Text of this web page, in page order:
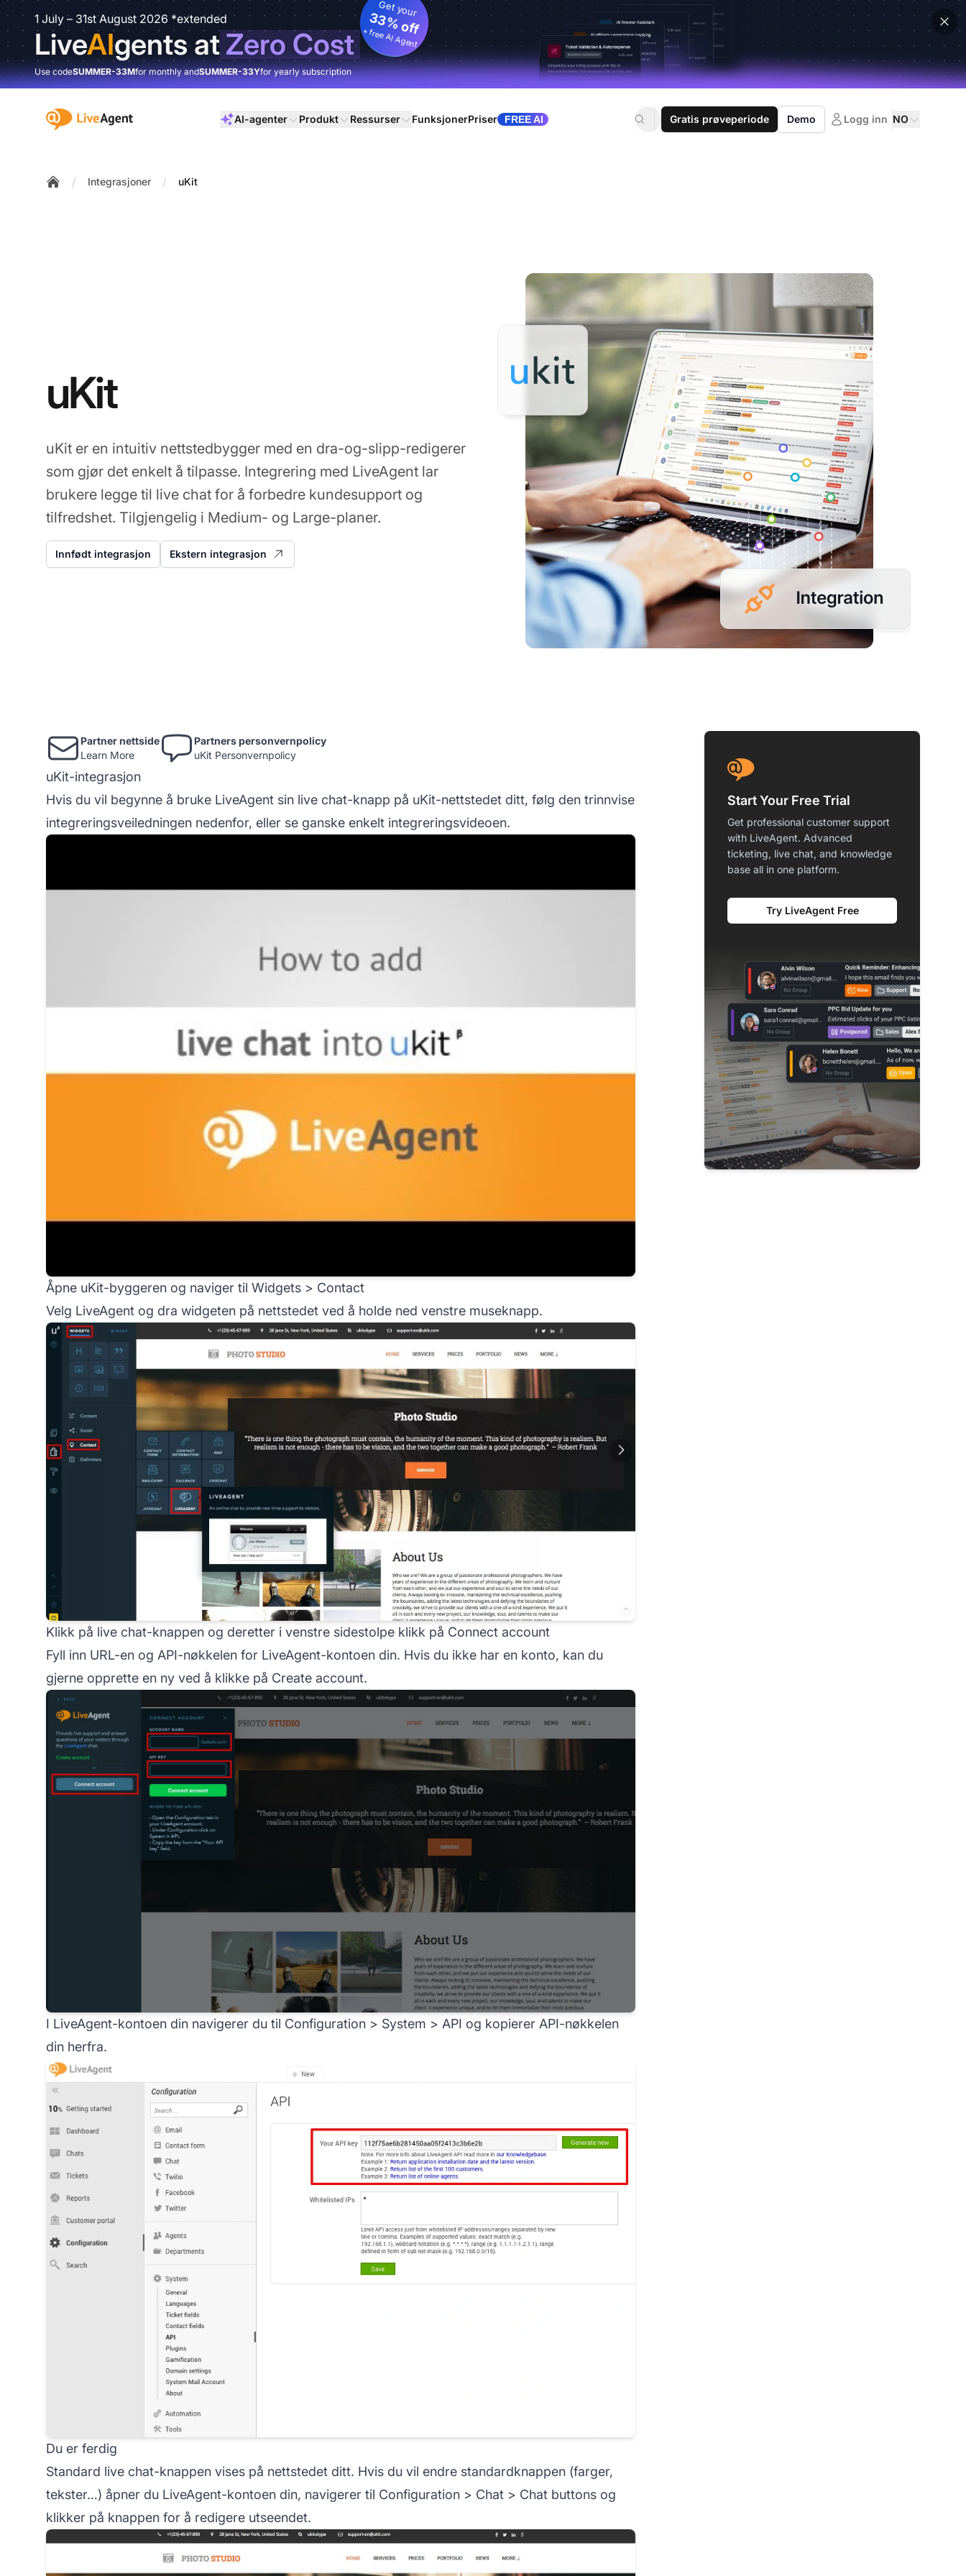
1 July – 31st August 2026 *extended
LiveAIgents atZero Cost
Get your
33% off
+ free AI Agent
Use codeSUMMER-33Mfor monthly andSUMMER-33Yfor yearly subscription
:site.title AI-agenter Produkt Ressurser FunksjonerPriser FREE AI Gratis prøveperiode Demo Logg inn NO
/ Integrasjoner / uKit
uKit
uKit er en intuitiv nettstedbygger med en dra-og-slipp-redigerer
som gjør det enkelt å tilpasse. Integrering med LiveAgent lar
brukere legge til live chat for å forbedre kundesupport og
tilfredshet. Tilgjengelig i Medium- og Large-planer.
Innfødt integrasjon Ekstern integrasjon
Partner nettside
Learn More
Partners personvernpolicy
uKit Personvernpolicy
uKit-integrasjon
Hvis du vil begynne å bruke LiveAgent sin live chat-knapp på uKit-nettstedet ditt, følg den trinnvise
integreringsveiledningen nedenfor, eller se ganske enkelt integreringsvideoen.
Åpne uKit-byggeren og naviger til Widgets > Contact
Velg LiveAgent og dra widgeten på nettstedet ved å holde ned venstre museknapp.
Klikk på live chat-knappen og deretter i venstre sidestolpe klikk på Connect account
Fyll inn URL-en og API-nøkkelen for LiveAgent-kontoen din. Hvis du ikke har en konto, kan du
gjerne opprette en ny ved å klikke på Create account.
I LiveAgent-kontoen din navigerer du til Configuration > System > API og kopierer API-nøkkelen
din herfra.
Du er ferdig
Standard live chat-knappen vises på nettstedet ditt. Hvis du vil endre standardknappen (farger,
tekster…) åpner du LiveAgent-kontoen din, navigerer til Configuration > Chat > Chat buttons og
klikker på knappen for å redigere utseendet.
Start Your Free Trial
Get professional customer support
with LiveAgent. Advanced
ticketing, live chat, and knowledge
base all in one platform.
Try LiveAgent Free